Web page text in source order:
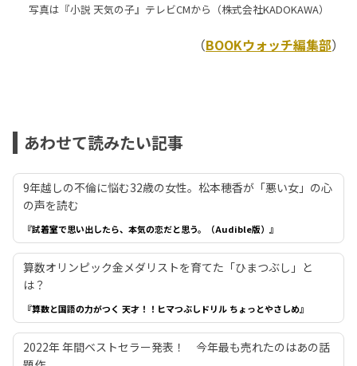
写真は『小説 天気の子』テレビCMから（株式会社KADOKAWA）
（BOOKウォッチ編集部）
あわせて読みたい記事
9年越しの不倫に悩む32歳の女性。松本穂香が「悪い女」の心
の声を読む
『試着室で思い出したら、本気の恋だと思う。（Audible版）』
算数オリンピック金メダリストを育てた「ひまつぶし」と
は？
『算数と国語の力がつく 天才！！ヒマつぶしドリル ちょっとやさしめ』
2022年 年間ベストセラー発表！ 今年最も売れたのはあの話